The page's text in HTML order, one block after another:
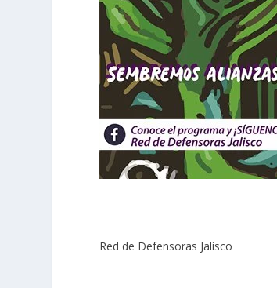
Red de Defensoras Jalisco